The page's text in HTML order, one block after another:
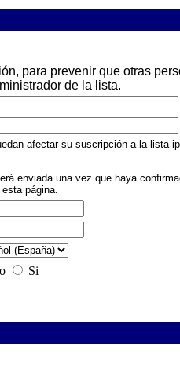
para prevenir que otras
de la lista.
afectar su suscripción a la lista
enviada una vez que haya
página.
Si